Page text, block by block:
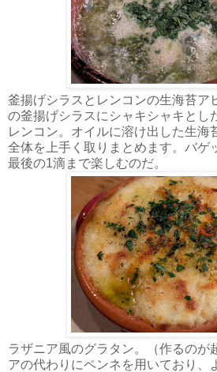
釜揚げシラスとレンコンの生海苔ア
の釜揚げシラスにシャキシャキとし
レンコン。オイルに溶け出した生海
全体を上手く取りまとめます。バゲ
最後の1滴まで楽しむのだ。
ラザニア風のグラタン。（作るのが
アの代わりにペンネを用いており、